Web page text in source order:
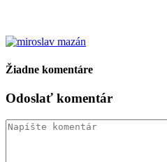
Žiadne komentáre
Odoslať komentár